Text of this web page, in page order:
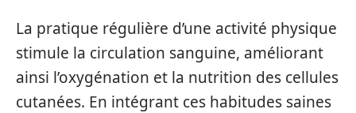
La pratique régulière d’une activité physique
stimule la circulation sanguine, améliorant
ainsi l’oxygénation et la nutrition des cellules
cutanées. En intégrant ces habitudes saines